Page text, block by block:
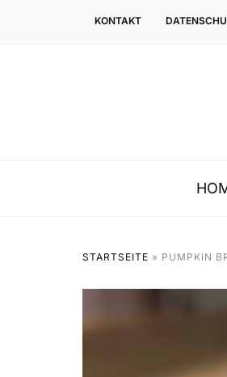
KONTAKT
STARTSEITE » PUMPKIN